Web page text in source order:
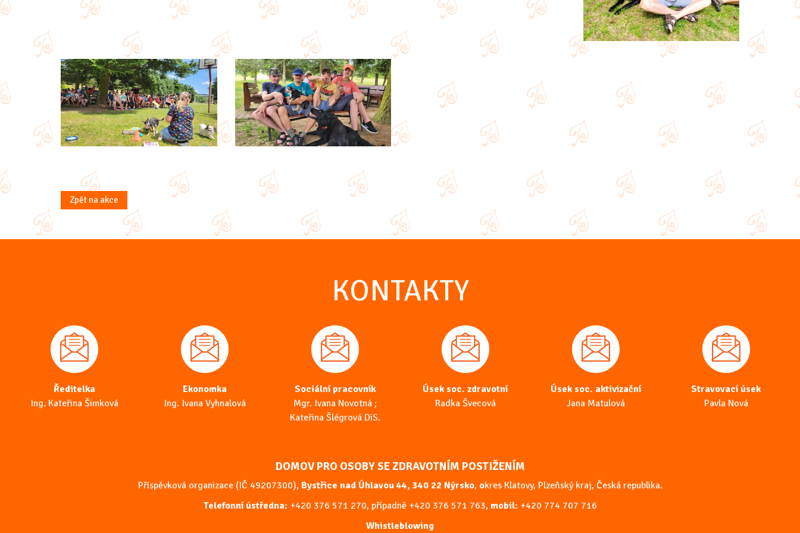
Zpět na akce
KONTAKTY
Ředitelka
Ing. Kateřina Šimková
Ekonomka
Ing. Ivana Vyhnalová
Sociální pracovník
Mgr. Ivana Novotná ;
Kateřina Šlégrová DiS.
Úsek soc. zdravotní
Radka Švecová
Úsek soc. aktivizační
Jana Matulová
Stravovací úsek
Pavla Nová
DOMOV PRO OSOBY SE ZDRAVOTNÍM POSTIŽENÍM
Příspěvková organizace (IČ 49207300), Bystřice nad Úhlavou 44, 340 22 Nýrsko, okres Klatovy, Plzeňský kraj, Česká republika.
Telefonní ústředna: +420 376 571 270, případně +420 376 571 763, mobil: +420 774 707 716
Whistleblowing